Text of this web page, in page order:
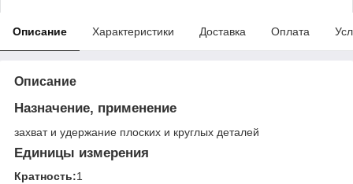
Описание Характеристики Доставка Оплата
Описание
Назначение, применение
захват и удержание плоских и круглых деталей
Единицы измерения
Кратность:1